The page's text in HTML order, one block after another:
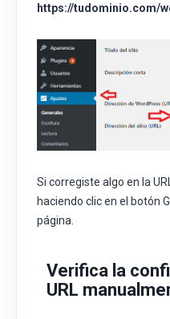
https://tudominio.com/
Si corregiste algo en la
haciendo clic en el botón
página.
Verifica la
URL